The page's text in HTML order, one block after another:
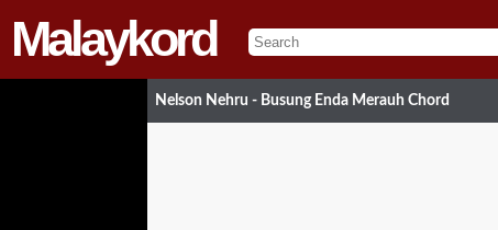
Malaykord
Nelson Nehru - Busung Enda Merauh Chord